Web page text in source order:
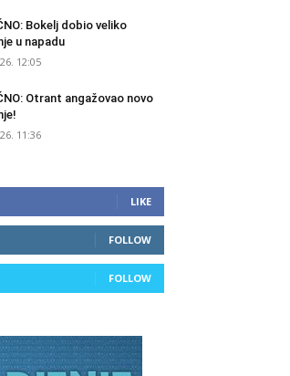
Bokelj dobio veliko
u napadu
12:05
Otrant angažovao novo
11:36
LIKE
FOLLOW
FOLLOW